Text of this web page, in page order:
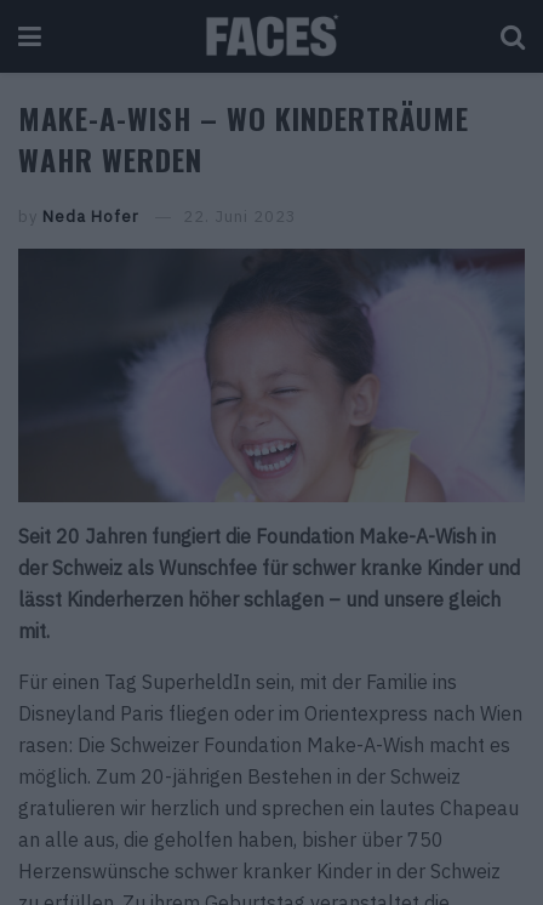
MAKE-A-WISH – WO KINDERTRÄUME
WAHR WERDEN
by Neda Hofer 22. Juni 2023
Seit 20 Jahren fungiert die Foundation Make-A-Wish in
der Schweiz als Wunschfee für schwer kranke Kinder und
lässt Kinderherzen höher schlagen – und unsere gleich
mit.
Für einen Tag SuperheldIn sein, mit der Familie ins
Disneyland Paris fliegen oder im Orientexpress nach Wien
rasen: Die Schweizer Foundation Make-A-Wish macht es
möglich. Zum 20-jährigen Bestehen in der Schweiz
gratulieren wir herzlich und sprechen ein lautes Chapeau
an alle aus, die geholfen haben, bisher über 750
Herzenswünsche schwer kranker Kinder in der Schweiz